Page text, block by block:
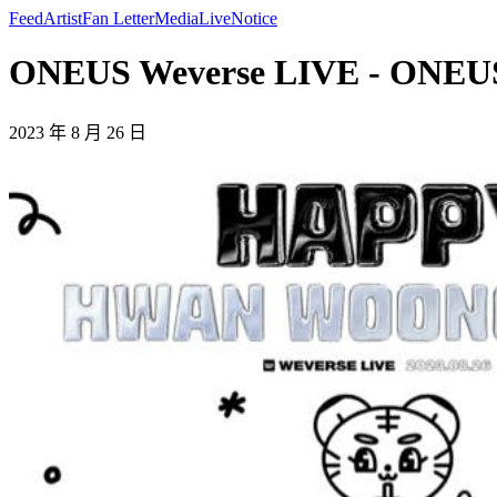
FeedArtistFan LetterMediaLiveNotice
ONEUS Weverse LIVE -
2023 年 8 月 26 日